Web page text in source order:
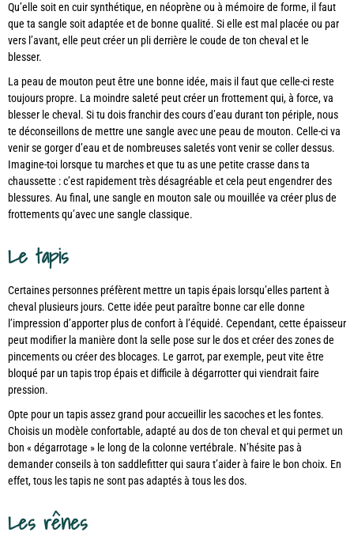
Qu’elle soit en cuir synthétique, en néoprène ou à mémoire de forme, il faut
que ta sangle soit adaptée et de bonne qualité. Si elle est mal placée ou par
vers l’avant, elle peut créer un pli derrière le coude de ton cheval et le
blesser.
La peau de mouton peut être une bonne idée, mais il faut que celle-ci reste
toujours propre. La moindre saleté peut créer un frottement qui, à force, va
blesser le cheval. Si tu dois franchir des cours d’eau durant ton périple, nous
te déconseillons de mettre une sangle avec une peau de mouton. Celle-ci va
venir se gorger d’eau et de nombreuses saletés vont venir se coller dessus.
Imagine-toi lorsque tu marches et que tu as une petite crasse dans ta
chaussette : c’est rapidement très désagréable et cela peut engendrer des
blessures. Au final, une sangle en mouton sale ou mouillée va créer plus de
frottements qu’avec une sangle classique.
Le tapis
Certaines personnes préfèrent mettre un tapis épais lorsqu’elles partent à
cheval plusieurs jours. Cette idée peut paraître bonne car elle donne
l’impression d’apporter plus de confort à l’équidé. Cependant, cette épaisseur
peut modifier la manière dont la selle pose sur le dos et créer des zones de
pincements ou créer des blocages. Le garrot, par exemple, peut vite être
bloqué par un tapis trop épais et difficile à dégarrotter qui viendrait faire
pression.
Opte pour un tapis assez grand pour accueillir les sacoches et les fontes.
Choisis un modèle confortable, adapté au dos de ton cheval et qui permet un
bon « dégarrotage » le long de la colonne vertébrale. N’hésite pas à
demander conseils à ton saddlefitter qui saura t’aider à faire le bon choix. En
effet, tous les tapis ne sont pas adaptés à tous les dos.
Les rênes